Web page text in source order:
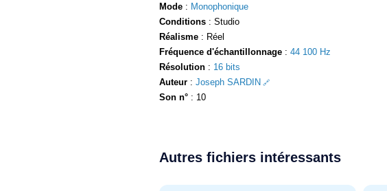
Mode : Monophonique
Conditions : Studio
Réalisme : Réel
Fréquence d'échantillonnage : 44 100 Hz
Résolution : 16 bits
Auteur : Joseph SARDIN
Son n° : 10
Autres fichiers intéressants